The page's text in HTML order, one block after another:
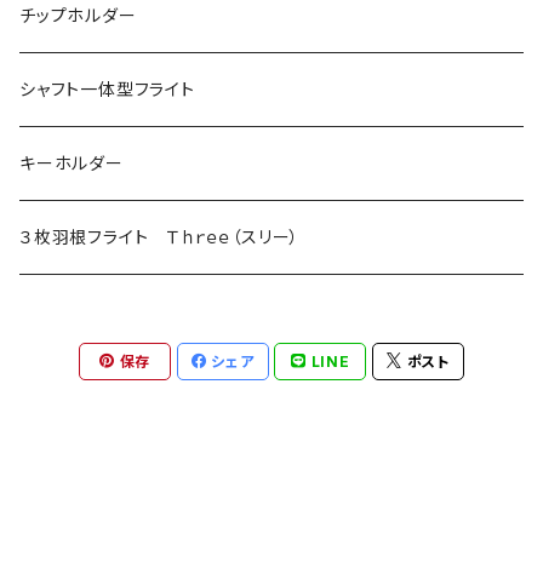
当ショップ限定発売
チップホルダー
シャフト一体型フライト
キーホルダー
３枚羽根フライト Ｔｈｒｅｅ（スリー）
保存 シェア LINE ポスト